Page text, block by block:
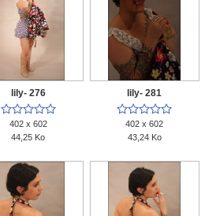
lily- 276

402 x 602
44,25 Ko
lily- 281

402 x 602
43,24 Ko